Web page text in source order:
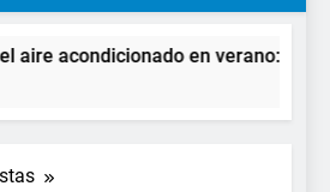
aire acondicionado en verano: